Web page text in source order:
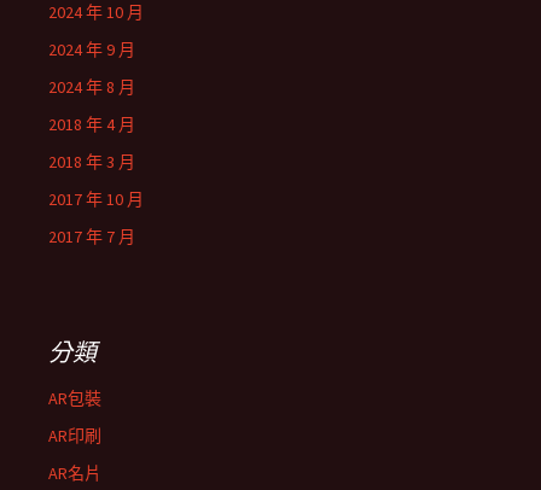
2024 年 10 月
2024 年 9 月
2024 年 8 月
2018 年 4 月
2018 年 3 月
2017 年 10 月
2017 年 7 月
分類
AR包裝
AR印刷
AR名片